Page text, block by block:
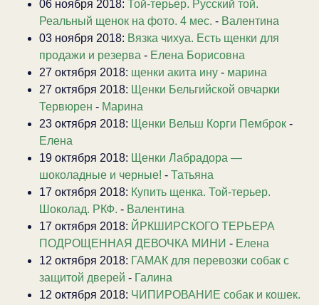
06 ноября 2018: Той-терьер. Русский той.
Реальный щенок на фото. 4 мес. - Валентина
03 ноября 2018: Вязка чихуа. Есть щенки для
продажи и резерва - Елена Борисовна
27 октября 2018: щенки акита ину - марина
27 октября 2018: Щенки Бельгийской овчарки
Тервюрен - Марина
23 октября 2018: Щенки Вельш Корги Пемброк -
Елена
19 октября 2018: Щенки Лабрадора —
шоколадные и черные! - Татьяна
17 октября 2018: Купить щенка. Той-терьер.
Шоколад. РКФ. - Валентина
17 октября 2018: ЙРКШИРСКОГО ТЕРЬЕРА
ПОДРОЩЕННАЯ ДЕВОЧКА МИНИ - Елена
12 октября 2018: ГАМАК для перевозки собак с
защитой дверей - Галина
12 октября 2018: ЧИПИРОВАНИЕ собак и кошек.